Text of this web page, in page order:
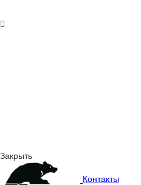
Закрыть
Контакты